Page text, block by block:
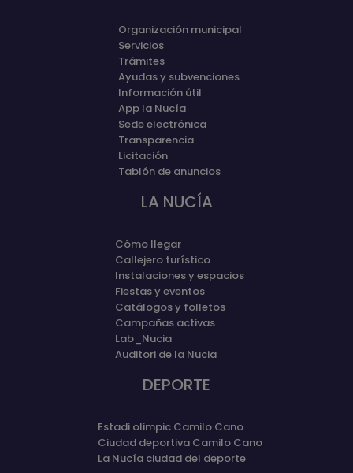
Organización municipal
Servicios
Trámites
Ayudas y subvenciones
Información útil
App la Nucía
Sede electrónica
Transparencia
Licitación
Tablón de anuncios
LA NUCÍA
Cómo llegar
Callejero turístico
Instalaciones y espacios
Fiestas y eventos
Catálogos y folletos
Campañas activas
Lab_Nucia
Auditori de la Nucia
DEPORTE
Estadi olimpic Camilo Cano
Ciudad deportiva Camilo Cano
La Nucía ciudad del deporte